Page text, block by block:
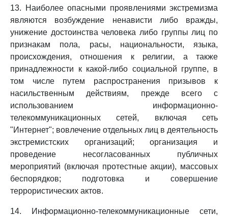
13. Наиболее опасными проявлениями экстремизма
являются возбуждение ненависти либо вражды,
унижение достоинства человека либо группы лиц по
признакам пола, расы, национальности, языка,
происхождения, отношения к религии, а также
принадлежности к какой-либо социальной группе, в
том числе путем распространения призывов к
насильственным действиям, прежде всего с
использованием информационно-
телекоммуникационных сетей, включая сеть
"Интернет"; вовлечение отдельных лиц в деятельность
экстремистских организаций; организация и
проведение несогласованных публичных
мероприятий (включая протестные акции), массовых
беспорядков; подготовка и совершение
террористических актов.
14. Информационно-телекоммуникационные сети,